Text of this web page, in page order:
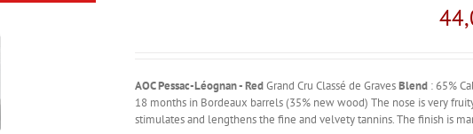
AOC Pessac-Léognan - RedGrand Cru Classé de GravesBlend : 65%
18 months in Bordeaux barrels (35% new wood) The nose is very
stimulates and lengthens the fine and velvety tannins. The finish is